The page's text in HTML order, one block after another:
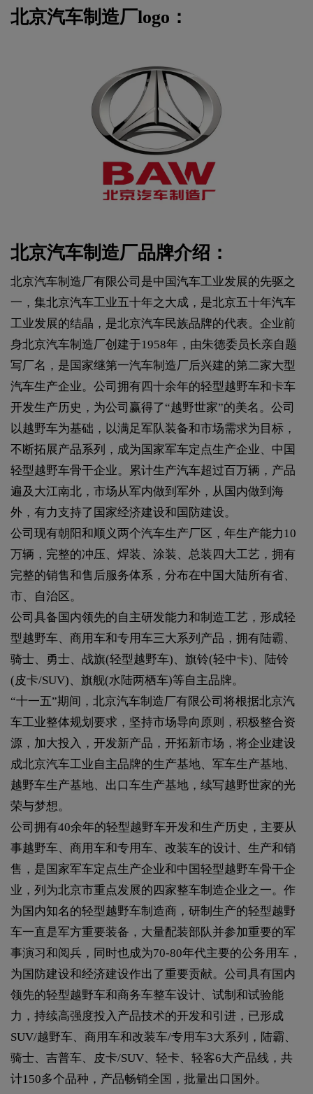
北京汽车制造厂logo：
北京汽车制造厂品牌介绍：
北京汽车制造厂有限公司是中国汽车工业发展的先驱之
一，集北京汽车工业五十年之大成，是北京五十年汽车
工业发展的结晶，是北京汽车民族品牌的代表。企业前
身北京汽车制造厂创建于1958年，由朱德委员长亲自题
写厂名，是国家继第一汽车制造厂后兴建的第二家大型
汽车生产企业。公司拥有四十余年的轻型越野车和卡车
开发生产历史，为公司赢得了“越野世家”的美名。公司
以越野车为基础，以满足军队装备和市场需求为目标，
不断拓展产品系列，成为国家军车定点生产企业、中国
轻型越野车骨干企业。累计生产汽车超过百万辆，产品
遍及大江南北，市场从军内做到军外，从国内做到海
外，有力支持了国家经济建设和国防建设。
公司现有朝阳和顺义两个汽车生产厂区，年生产能力10
万辆，完整的冲压、焊装、涂装、总装四大工艺，拥有
完整的销售和售后服务体系，分布在中国大陆所有省、
市、自治区。
公司具备国内领先的自主研发能力和制造工艺，形成轻
型越野车、商用车和专用车三大系列产品，拥有陆霸、
骑士、勇士、战旗(轻型越野车)、旗铃(轻中卡)、陆铃
(皮卡/SUV)、旗舰(水陆两栖车)等自主品牌。
“十一五”期间，北京汽车制造厂有限公司将根据北京汽
车工业整体规划要求，坚持市场导向原则，积极整合资
源，加大投入，开发新产品，开拓新市场，将企业建设
成北京汽车工业自主品牌的生产基地、军车生产基地、
越野车生产基地、出口车生产基地，续写越野世家的光
荣与梦想。
公司拥有40余年的轻型越野车开发和生产历史，主要从
事越野车、商用车和专用车、改装车的设计、生产和销
售，是国家军车定点生产企业和中国轻型越野车骨干企
业，列为北京市重点发展的四家整车制造企业之一。作
为国内知名的轻型越野车制造商，研制生产的轻型越野
车一直是军方重要装备，大量配装部队并参加重要的军
事演习和阅兵，同时也成为70-80年代主要的公务用车，
为国防建设和经济建设作出了重要贡献。公司具有国内
领先的轻型越野车和商务车整车设计、试制和试验能
力，持续高强度投入产品技术的开发和引进，已形成
SUV/越野车、商用车和改装车/专用车3大系列，陆霸、
骑士、吉普车、皮卡/SUV、轻卡、轻客6大产品线，共
计150多个品种，产品畅销全国，批量出口国外。